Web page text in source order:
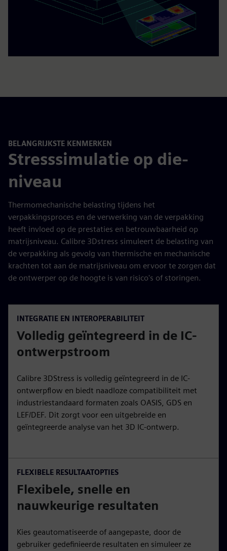
BELANGRIJKSTE KENMERKEN
Stresssimulatie op die-
niveau
Thermomechanische belasting tijdens het
verpakkingsproces en de verwerking van de verpakking
heeft invloed op de prestaties en betrouwbaarheid op
matrijsniveau. Calibre 3Dstress simuleert de belasting van
de verpakking als gevolg van thermische en mechanische
krachten tot aan de matrijsniveau om ervoor te zorgen dat
de ontwerper op de hoogte is van risico's of storingen.
INTEGRATIE EN INTEROPERABILITEIT
Volledig geïntegreerd in de IC-
ontwerpstroom
Calibre 3DStress is volledig geïntegreerd in de IC-
ontwerpflow en biedt naadloze compatibiliteit met
industriestandaard formaten zoals OASIS, GDS en
LEF/DEF. Dit zorgt voor een uitgebreide en
geïntegreerde analyse van het 3D IC-ontwerp.
FLEXIBELE RESULTAATOPTIES
Flexibele, snelle en
nauwkeurige resultaten
Kies geautomatiseerde of aangepaste, door de
gebruiker gedefinieerde resultaten en simuleer ze